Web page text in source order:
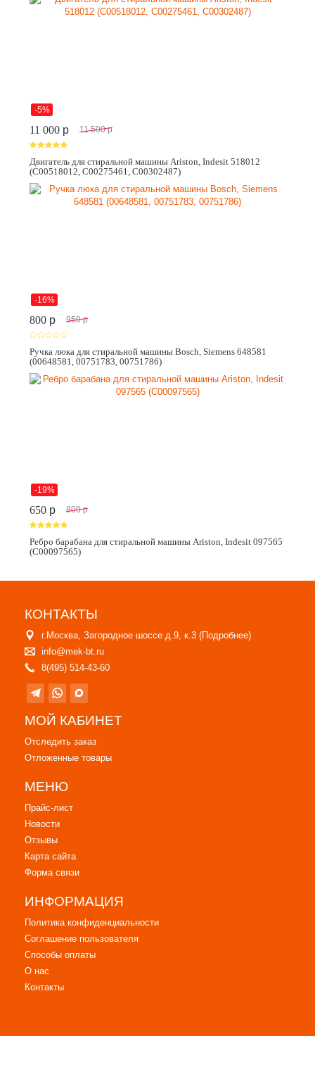
-5%
11 000 p 11 500 p
Двигатель для стиральной машины Ariston, Indesit 518012
(C00518012, C00275461, C00302487)
-16%
800 p 950 p
Ручка люка для стиральной машины Bosch, Siemens 648581
(00648581, 00751783, 00751786)
-19%
650 p 800 p
Ребро барабана для стиральной машины Ariston, Indesit 097565
(C00097565)
КОНТАКТЫ
г.Москва, Загородное шоссе д.9, к.3 (Подробнее)
info@mek-bt.ru
8(495) 514-43-60
МОЙ КАБИНЕТ
Отследить заказ
Отложенные товары
МЕНЮ
Прайс-лист
Новости
Отзывы
Карта сайта
Форма связи
ИНФОРМАЦИЯ
Политика конфиденциальности
Соглашение пользователя
Способы оплаты
О нас
Контакты